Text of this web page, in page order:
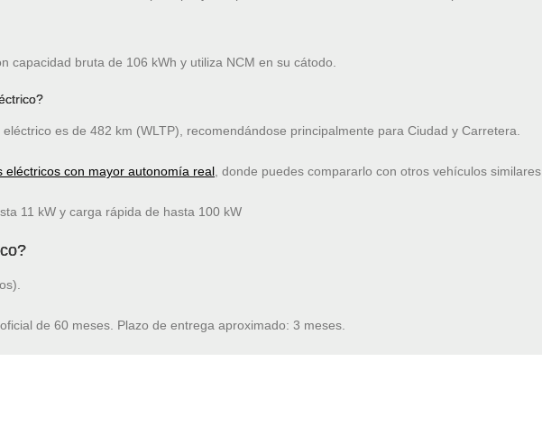
capacidad bruta de 106 kWh y utiliza NCM en su cátodo.
es de 482 km (WLTP), recomendándose principalmente para Ciudad y Carretera.
eléctricos con mayor autonomía real , donde puedes compararlo con otros vehículos similares.
11 kW y carga rápida de hasta 100 kW
de 60 meses. Plazo de entrega aproximado: 3 meses.